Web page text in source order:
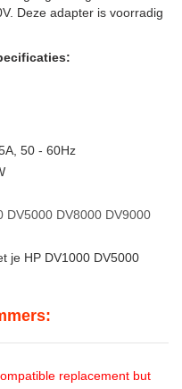
Deze adapter is voorradig
50 - 60Hz
DV5000 DV8000 DV9000
je HP DV1000 DV5000
replacement but